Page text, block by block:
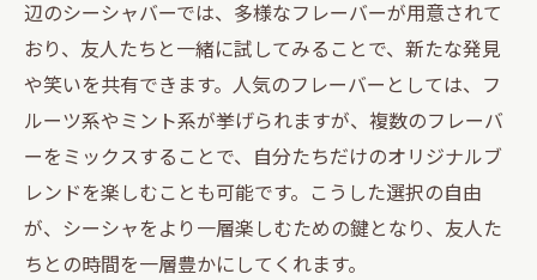
辺のシーシャバーでは、多様なフレーバーが用意されて
おり、友人たちと一緒に試してみることで、新たな発見
や笑いを共有できます。人気のフレーバーとしては、フ
ルーツ系やミント系が挙げられますが、複数のフレーバ
ーをミックスすることで、自分たちだけのオリジナルブ
レンドを楽しむことも可能です。こうした選択の自由
が、シーシャをより一層楽しむための鍵となり、友人た
ちとの時間を一層豊かにしてくれます。